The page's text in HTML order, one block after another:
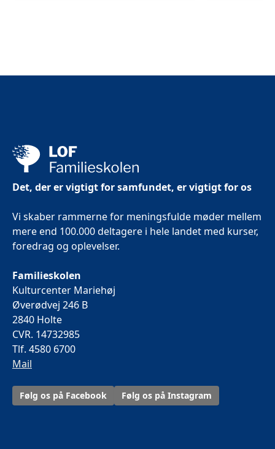
Det, der er vigtigt for samfundet, er vigtigt for os
Vi skaber rammerne for meningsfulde møder mellem
mere end 100.000 deltagere i hele landet med kurser,
foredrag og oplevelser.
Familieskolen
Kulturcenter Mariehøj
Øverødvej 246 B
2840 Holte
CVR. 14732985
Tlf. 4580 6700
Mail
Følg os på Facebook Følg os på Instagram